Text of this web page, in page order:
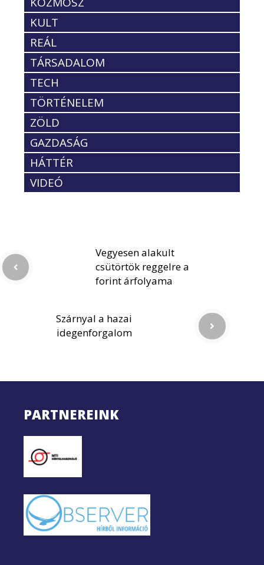
KULT
REÁL
TÁRSADALOM
TECH
TÖRTÉNELEM
ZÖLD
GAZDASÁG
HÁTTÉR
VIDEÓ
Vegyesen alakult
csütörtök reggelre a
forint árfolyama
Szárnyal a hazai
idegenforgalom
PARTNEREINK